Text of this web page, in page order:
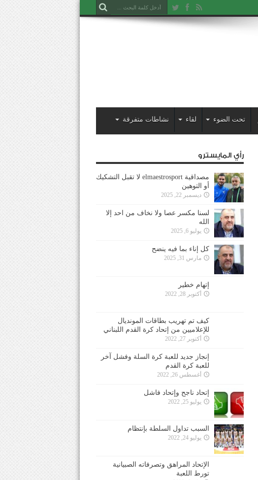
تحت الضوء لقاء نشاطات متفرقة
رأي المايسترو
مصداقية elmaestrosport لا تقبل التشكيك
أو التوهين
ديسمبر 22, 2025
لسنا مكسر عصا ولا نخاف من احد إلا
الله
يوليو 6, 2025
كل إناء بما فيه ينضح
مارس 31, 2025
إتهام خطير
أكتوبر 28, 2022
كيف تم تهريب بطاقات المونديال
للإعلاميين من إتحاد كرة القدم اللبناني
أكتوبر 27, 2022
إنجاز جديد للعبة كرة السلة وفشل آخر
للعبة كرة القدم
أغسطس 26, 2022
إتحاد ناجح وإتحاد فاشل
يوليو 25, 2022
السبب تداول السلطة بإنتظام
يوليو 24, 2022
الإتحاد المراهق وتصرفاته الصبيانية
تورط اللعبة